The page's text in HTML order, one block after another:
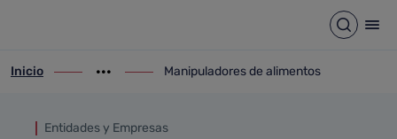
Manipuladores de alimentos
Abrir
ir-a inicio
Inicio
Mostrar opciones del camino de migas
ir-a Manipuladores de alimentos
Manipuladores de alimentos
Entidades y Empresas